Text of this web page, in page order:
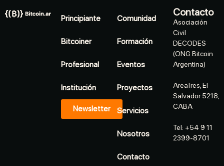
Principiante
Bitcoiner
Profesional
Institución
Newsletter
Comunidad
Formación
Eventos
Proyectos
Servicios
Nosotros
Contacto
Contacto
Asociación
Civil
DECODES
(ONG Bitcoin
Argentina)
AreaTres, El
Salvador 5218,
CABA
Tel: +54 9 11
2399-8701